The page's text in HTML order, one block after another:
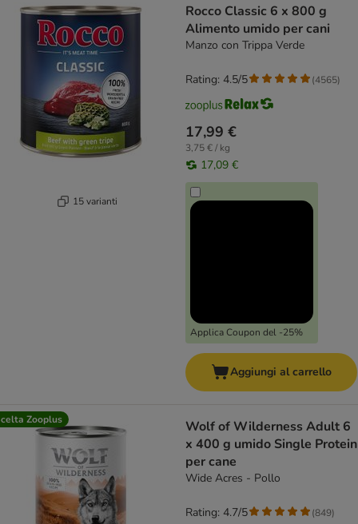
15 varianti
Rocco Classic 6 x 800 g
Alimento umido per cani
Manzo con Trippa Verde
17,99 €
3,75 € / kg
17,09 €
Applica Coupon del -25%
Rating: 4.5/5 (4565)
Aggiungi al carrello
Zooplus
Wolf of Wilderness Adult 6
x 400 g umido Single Protein
per cane
Wide Acres - Pollo
Rating: 4.7/5 (849)